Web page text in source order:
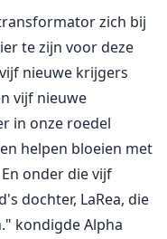
Aden, "wie wordt
leiding hebben
Fyer niet
of Lt. Rollins."
zich bij
te zijn voor deze
nieuwe krijgers
vijf nieuwe
in onze roedel
helpen bloeien met
onder die vijf
dochter, LaRea, die
kondigde Alpha